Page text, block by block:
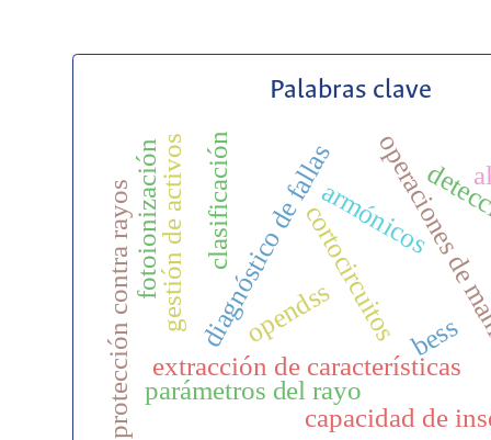
Palabras clave
extracción de características
diagnóstico de fallascortocircuitos
gestión de activos
parámetros del rayo
protección contra rayos armónicos
clasificación
capacidad de
opendss bess
fotoionización